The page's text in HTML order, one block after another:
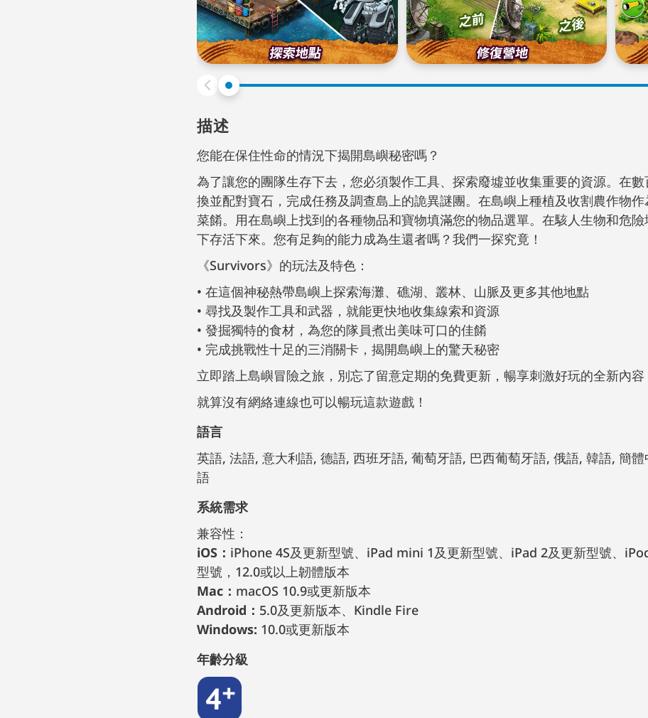
描述
您能在保住性命的情況下揭開島嶼秘密嗎？
為了讓您的團隊生存下去，您必須製作工具、探索廢墟並收集重要的資源。在
換並配對寶石，完成任務及調查島上的詭異謎團。在島嶼上種植及收割農作物
菜餚。用在島嶼上找到的各種物品和寶物填滿您的物品選單。在駭人生物和危險
下存活下來。您有足夠的能力成為生還者嗎？我們一探究竟！
《Survivors》的玩法及特色：
在這個神秘熱帶島嶼上探索海灘、礁湖、叢林、山脈及更多其他地點
尋找及製作工具和武器，就能更快地收集線索和資源
發掘獨特的食材，為您的隊員煮出美味可口的佳餚
完成挑戰性十足的三消關卡，揭開島嶼上的驚天秘密
立即踏上島嶼冒險之旅，別忘了留意定期的免費更新，暢享刺激好玩的全新內容
就算沒有網絡連線也可以暢玩這款遊戲！
語言
英語, 法語, 意大利語, 德語, 西班牙語, 葡萄牙語, 巴西葡萄牙語, 俄語, 韓語, 簡體中文, 繁體中文, 日
語
系統需求
兼容性：
iOS： iPhone 4S及更新型號、iPad mini 1及更新型號、iPad 2及更新型號、
型號，12.0或以上韌體版本
Mac： macOS 10.9或更新版本
Android： 5.0及更新版本、Kindle Fire
Windows: 10.0或更新版本
年齡分級
4+